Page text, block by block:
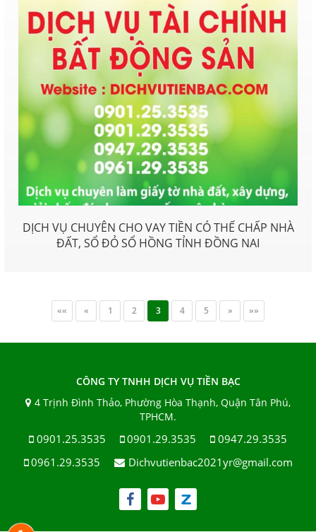
DỊCH VỤ CHUYÊN CHO VAY TIỀN CÓ THẾ CHẤP NHÀ
ĐẤT, SỔ ĐỎ SỔ HỒNG TỈNH ĐỒNG NAI
«« « 1 2 3 4 5 » »»
CÔNG TY TNHH DỊCH VỤ TIỀN BẠC
4 Trịnh Đình Thảo, Phường Hòa Thạnh, Quận Tân Phú,
TPHCM.
0901.25.3535 0901.29.3535
0947.29.3535
0961.29.3535
Dichvutienbac2021yr@gmail.com